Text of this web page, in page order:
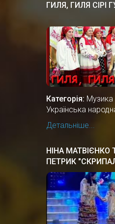
ГИЛЯ, ГИЛЯ СІРІ
Категорія: Музика
Українська
Детальніше...
НІНА МАТВІЄНКО
ПЕТРИК